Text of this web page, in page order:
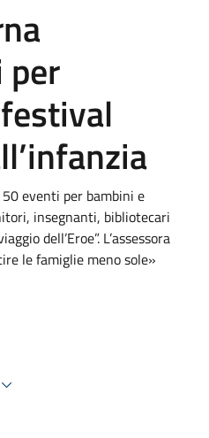
per
eventi per bambini e
insegnanti, bibliotecari
dell’Eroe”. L’assessora
le famiglie meno sole»